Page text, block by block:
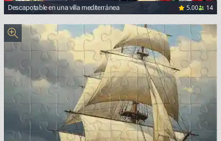
Descapotable en una villa mediterránea 5.00 14